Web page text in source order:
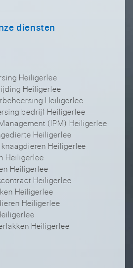
diensten
Heiligerlee
Heiligerlee
Heiligerlee
bedrijf Heiligerlee
(IPM) Heiligerlee
Heiligerlee
Heiligerlee
Heiligerlee
Heiligerlee
Heiligerlee
Heiligerlee
Heiligerlee
Heiligerlee